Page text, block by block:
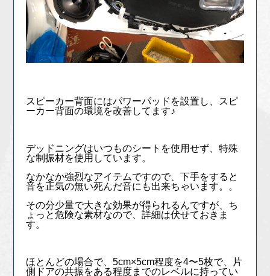
スピーカー背面にはパワーパッドを設置し、スピ
ーカー背面の環境を改善してます♪
デッドニングはいつものシートを使用せず、特殊
な制振材を使用しています。
なかなか強烈なアイテムですので、下手をすると
音を正気の無い死んだ音にも出来ちゃいます。。
その分少量で大きな効果が得られるんですが、ち
ょっと危険な素材なので、詳細は伏せておきま
す。
ほとんどの場合で、5cm×5cm程度を4〜5枚で、片
側ドアの共振をある程度までのレベルに持ってい